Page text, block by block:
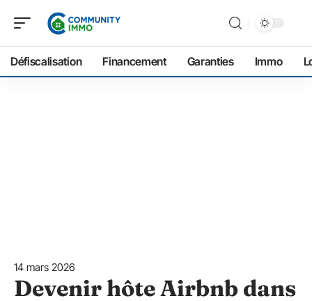
Défiscalisation Financement Garanties Immo
14 mars 2026
Devenir hôte Airbnb dans